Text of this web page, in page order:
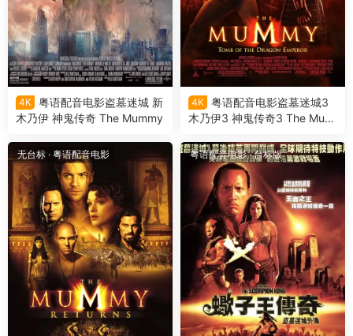
4K 粤语配音电影盗墓迷城 新
木乃伊 神鬼传奇 The Mummy
4K 粤语配音电影盗墓迷城3
木乃伊3 神鬼传奇3 The Mum
peror
无台标 · 粤语配音电影 粤语配音电影·台标版